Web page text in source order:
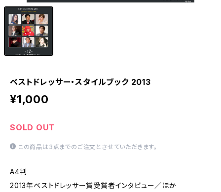
ベストドレッサー・スタイルブック 2013
¥1,000
SOLD OUT
この商品は3点までのご注文とさせていただきます。
A4判
2013年ベストドレッサー賞受賞者インタビュー／ほか